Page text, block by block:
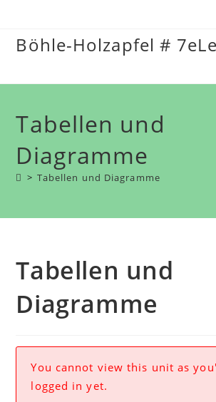
springen
Böhle-Holzapfel #
Tabellen und
Diagramme
> Tabellen und Diagramme
Tabellen und
Diagramme
You cannot view this unit as
logged in yet.